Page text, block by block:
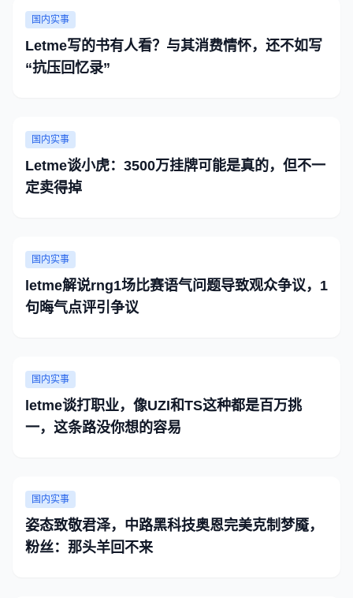
国内实事
Letme写的书有人看？与其消费情怀，还不如写
“抗压回忆录”
国内实事
Letme谈小虎：3500万挂牌可能是真的，但不一
定卖得掉
国内实事
letme解说rng1场比赛语气问题导致观众争议，1
句晦气点评引争议
国内实事
letme谈打职业，像UZI和TS这种都是百万挑
一，这条路没你想的容易
国内实事
姿态致敬君泽，中路黑科技奥恩完美克制梦魇，
粉丝：那头羊回不来